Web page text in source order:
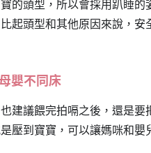
的頭型，所以會採用趴睡
起頭型和其他原因來說，
嬰不同床
建議餵完拍嗝之後，還是
壓到寶寶，可以讓媽咪和嬰